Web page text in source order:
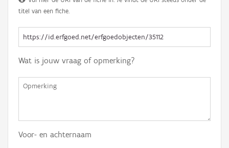
titel van een fiche.
Wat is jouw vraag of opmerking?
Voor- en achternaam